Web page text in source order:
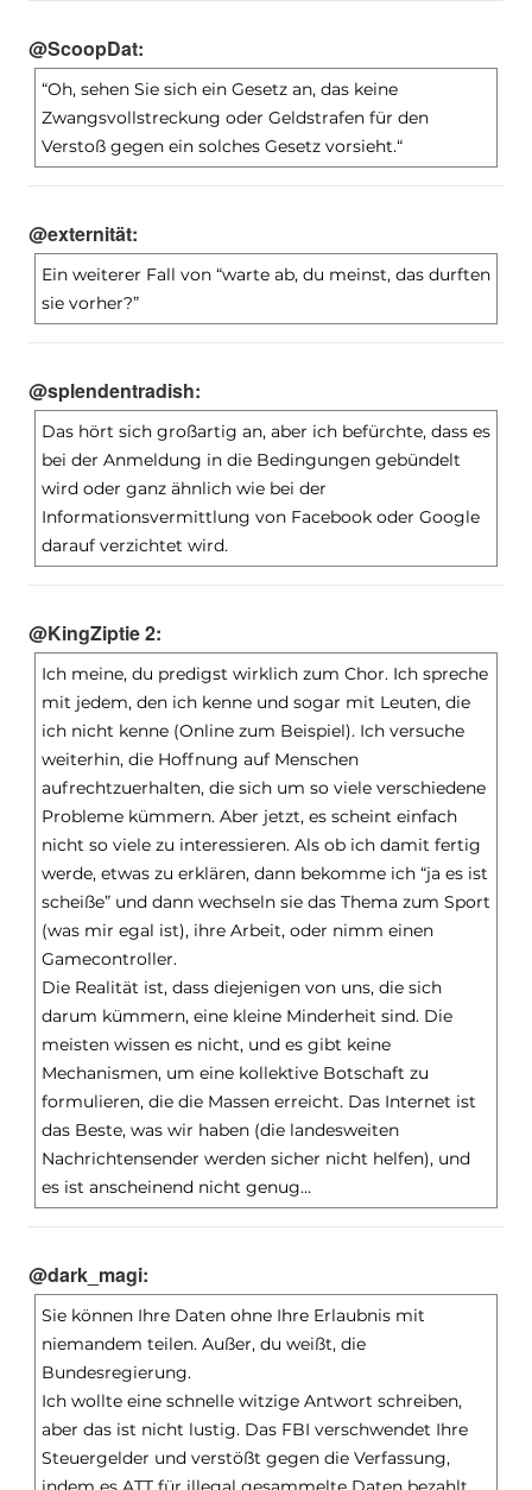
@ScoopDat:
“Oh, sehen Sie sich ein Gesetz an, das keine
Zwangsvollstreckung oder Geldstrafen für den
Verstoß gegen ein solches Gesetz vorsieht.“
@externität:
Ein weiterer Fall von “warte ab, du meinst, das durften
sie vorher?”
@splendentradish:
Das hört sich großartig an, aber ich befürchte, dass es
bei der Anmeldung in die Bedingungen gebündelt
wird oder ganz ähnlich wie bei der
Informationsvermittlung von Facebook oder Google
darauf verzichtet wird.
@KingZiptie 2:
Ich meine, du predigst wirklich zum Chor. Ich spreche
mit jedem, den ich kenne und sogar mit Leuten, die
ich nicht kenne (Online zum Beispiel). Ich versuche
weiterhin, die Hoffnung auf Menschen
aufrechtzuerhalten, die sich um so viele verschiedene
Probleme kümmern. Aber jetzt, es scheint einfach
nicht so viele zu interessieren. Als ob ich damit fertig
werde, etwas zu erklären, dann bekomme ich “ja es ist
scheiße” und dann wechseln sie das Thema zum Sport
(was mir egal ist), ihre Arbeit, oder nimm einen
Gamecontroller.
Die Realität ist, dass diejenigen von uns, die sich
darum kümmern, eine kleine Minderheit sind. Die
meisten wissen es nicht, und es gibt keine
Mechanismen, um eine kollektive Botschaft zu
formulieren, die die Massen erreicht. Das Internet ist
das Beste, was wir haben (die landesweiten
Nachrichtensender werden sicher nicht helfen), und
es ist anscheinend nicht genug…
@dark_magi:
Sie können Ihre Daten ohne Ihre Erlaubnis mit
niemandem teilen. Außer, du weißt, die
Bundesregierung.
Ich wollte eine schnelle witzige Antwort schreiben,
aber das ist nicht lustig. Das FBI verschwendet Ihre
Steuergelder und verstößt gegen die Verfassung,